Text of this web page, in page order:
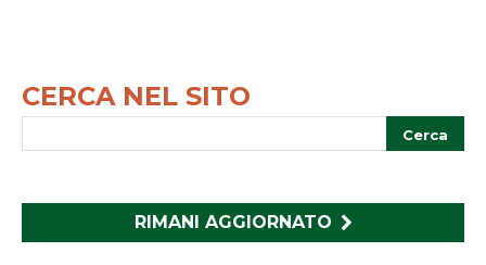
CERCA NEL SITO
RIMANI AGGIORNATO